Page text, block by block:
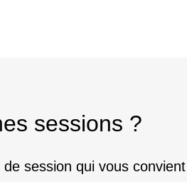
sessions ?
session qui vous convient